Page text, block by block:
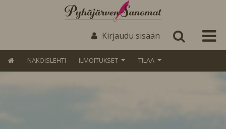
Kirjaudu sisään
NÄKÖISLEHTI ILMOITUKSET TILAA